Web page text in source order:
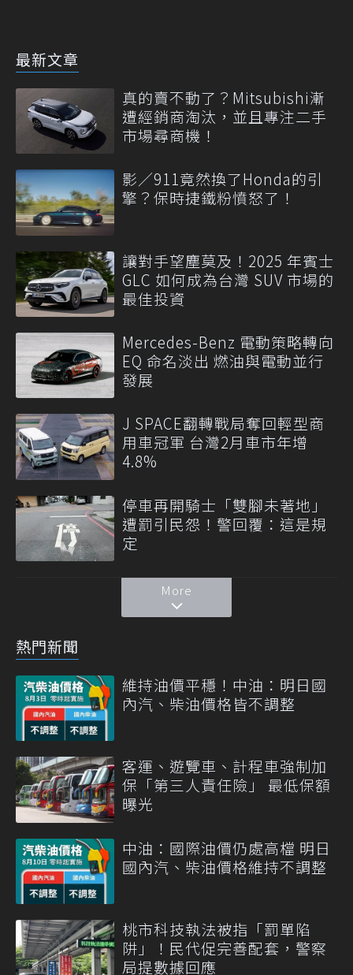
最新文章
真的賣不動了？Mitsubishi漸
遭經銷商淘汰，並且專注二手
市場尋商機！
影／911竟然換了Honda的引
擎？保時捷鐵粉憤怒了！
讓對手望塵莫及！2025 年賓士
GLC 如何成為台灣 SUV 市場的
最佳投資
Mercedes-Benz 電動策略轉向
EQ 命名淡出 燃油與電動並行
發展
J SPACE翻轉戰局奪回輕型商
用車冠軍 台灣2月車市年增
4.8%
停車再開騎士「雙腳未著地」
遭罰引民怨！警回覆：這是規
定
More
熱門新聞
維持油價平穩！中油：明日國
內汽、柴油價格皆不調整
客運、遊覽車、計程車強制加
保「第三人責任險」 最低保額
曝光
中油：國際油價仍處高檔 明日
國內汽、柴油價格維持不調整
桃市科技執法被指「罰單陷
阱」！民代促完善配套，警察
局提數據回應